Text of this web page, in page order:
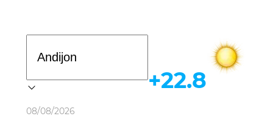
Ob-havo
08/08/2026
+22.8